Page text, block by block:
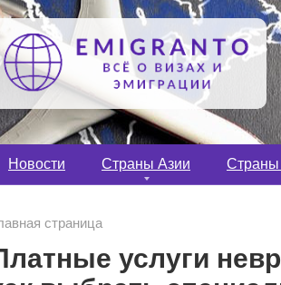
Новости Страны Азии Страны
страница
услуги